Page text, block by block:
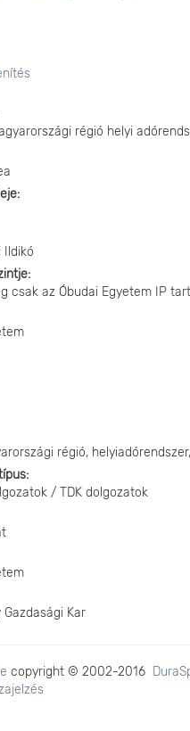
régió helyi
Ildikó
csak az Óbudai Egyetem IP
régió,
/ TDK dolgozatok
Gazdasági Kar
copyright © 2002-2016